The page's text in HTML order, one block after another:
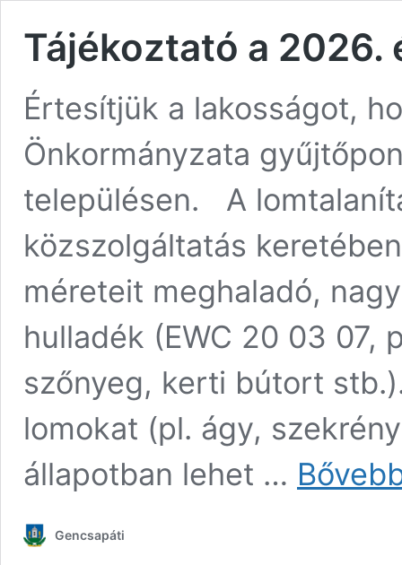
Tájékoztató a
Értesítjük a lakosságot,
Önkormányzata
településen. A
közszolgáltatás
méreteit meghaladó,
hulladék (EWC 20 03 07,
szőnyeg, kerti bútort
lomokat (pl. ágy,
állapotban lehet …
Gencsapáti